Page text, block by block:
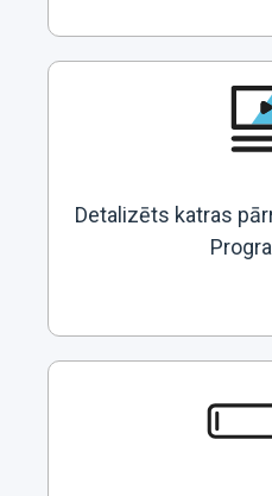
Detalizēts katras